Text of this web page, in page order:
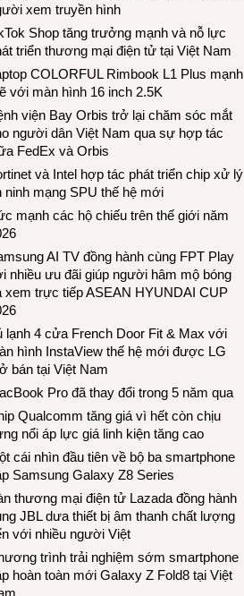
xem truyền hình
Shop tăng trưởng mạnh và nỗ lực
triển thương mại điện tử tại Việt Nam
COLORFUL Rimbook L1 Plus mạnh
với màn hình 16 inch 2.5K
viện Bay Orbis trở lại chăm sóc mắt
người dân Việt Nam qua sự hợp tác
FedEx và Orbis
và Intel hợp tác phát triển chip xử lý
ninh mạng SPU thế hệ mới
mạnh các hộ chiếu trên thế giới năm
AI TV đồng hành cùng FPT Play
nhiều ưu đãi giúp người hâm mộ bóng
xem trực tiếp ASEAN HYUNDAI CUP
lạnh 4 cửa French Door Fit & Max với
hình InstaView thế hệ mới được LG
bán tại Việt Nam
Pro đã thay đổi trong 5 năm qua
Qualcomm tăng giá vì hết còn chịu
nổi áp lực giá linh kiện tăng cao
cái nhìn đầu tiên về bộ ba smartphone
Samsung Galaxy Z8 Series
thương mại điện tử Lazada đồng hành
JBL dưa thiết bị âm thanh chất lượng
với nhiều người Việt
trình trải nghiệm sớm smartphone
hoàn toàn mới Galaxy Z Fold8 tại Việt